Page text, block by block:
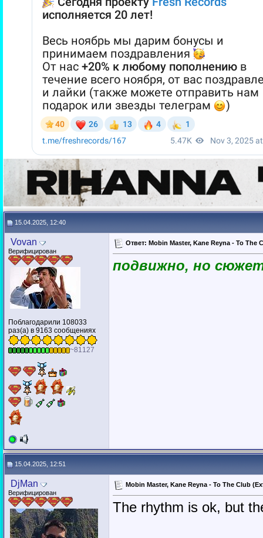
15.04.2025, 12:40
Vovan
Верифицирован
Поблагодарили 108033
раз(а) в 9163 сообщениях
~81127
Ответ: Mobin Master, Kane Reyna - To The
подвижно, но
15.04.2025, 12:51
DjMan
Верифицирован
Mobin Master, Kane Reyna - To The Club
The rhythm is ok, but